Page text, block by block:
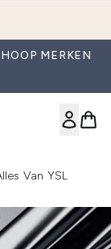
MERKEN
Van YSL